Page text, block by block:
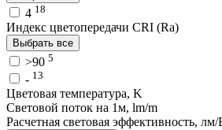
4 18
Индекс цветопередачи CRI (Ra)
Выбрать все
>90 5
- 13
Цветовая температура, K
Световой поток на 1м, lm/m
Расчетная световая эффективность,